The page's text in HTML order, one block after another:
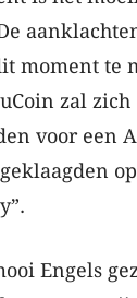
moment te
zal
voor een
Engels